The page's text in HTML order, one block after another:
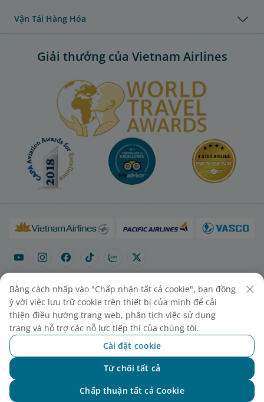
Vận Tải Hàng Hóa
Giải thưởng của Vietnam Airlines
Sơ đồ trangLiên hệ mua véCài đặt cookies
Bằng cách nhấp vào "Chấp nhận tất cả cookie", bạn đồng
ý với việc lưu trữ cookie trên thiết bị của mình để cải
thiện điều hướng trang web, phân tích việc sử dụng
trang và hỗ trợ các nỗ lực tiếp thị của chúng tôi.
Cài đặt cookie
Từ chối tất cả
Chấp thuận tất cả Cookie